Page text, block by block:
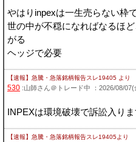
やはりinpexは一生売らない枠
世の中が不穏になればなるほ
がる
ヘッジで必要
【速報】急騰・急落銘柄報告スレ19405 より
530 :山師さん＠トレード中 ：2026/08/07(
INPEXは環境破壊で訴訟入り
【速報】急騰・急落銘柄報告スレ19405より